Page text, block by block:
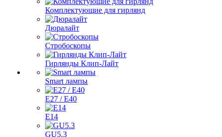
Комплектующие для гирлянд
Дюралайт
Стробоскопы
Гирлянды Клип-Лайт
Smart лампы
E27 / E40
E14
GU5.3